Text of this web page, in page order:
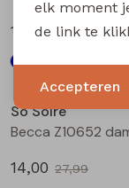
15,00
29,99
So Soire
14,00 27,99
elk moment
de link te
Accepteren